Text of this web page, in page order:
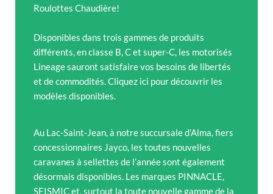
Roulottes Chaudière!
Disponibles dans trois gammes de produits
différents, en classe B, C et super-C, les motorisés
Lineage sauront satisfaire vos besoins de libertés
et de commodités. Cliquez ici pour découvrir les
modèles disponibles.
Au Lac-Saint-Jean, à notre succursale d’Alma, fiers
concessionnaires Jayco, les toutes nouvelles
caravanes à sellettes de l’année sont également
désormais disponibles. Les marques PINNACLE,
SEISMIC et, surtout la toute nouvelle gamme de la